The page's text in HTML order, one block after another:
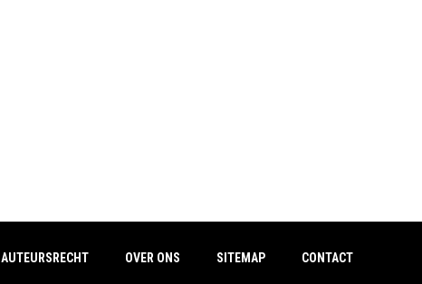
AUTEURSRECHT OVER ONS SITEMAP CONTACT